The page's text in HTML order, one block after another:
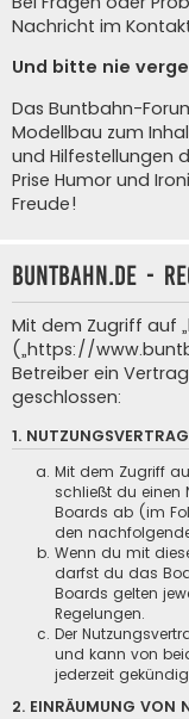
Nachricht im
Und bitte nie
Das Buntbahn-
Modellbau zum
und Hilfestellungen
Prise Humor und
Freude!
buntbahn.de -
Mit dem Zugriff auf
(„https://
Betreiber ein
geschlossen:
1. NUTZUNGSVERTRAG
Mit dem Zugriff
schließt du einen
Boards ab (im
den
Wenn du mit
darfst du das
Boards gelten
Regelungen.
Der
und kann von
jederzeit
2. EINRÄUMUNG VON